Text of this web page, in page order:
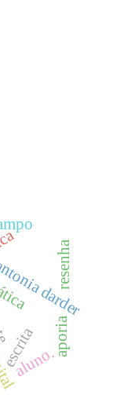
escrita
aluno.
darder
resenha
aporia